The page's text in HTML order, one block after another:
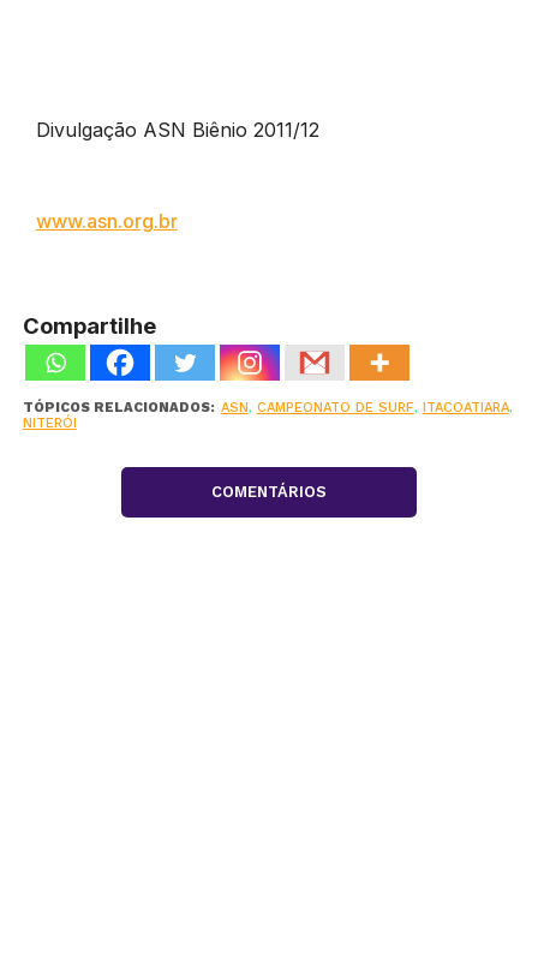
Divulgação ASN Biênio 2011/12
www.asn.org.br
Compartilhe
TÓPICOS RELACIONADOS: ASN, CAMPEONATO DE SURF, ITACOATIARA,
NITERÓI
COMENTÁRIOS